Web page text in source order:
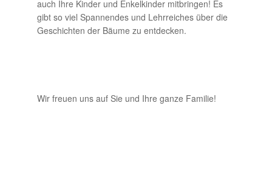
auch Ihre Kinder und Enkelkinder mitbringen! Es
gibt so viel Spannendes und Lehrreiches über die
Geschichten der Bäume zu entdecken.
Wir freuen uns auf Sie und Ihre ganze Familie!